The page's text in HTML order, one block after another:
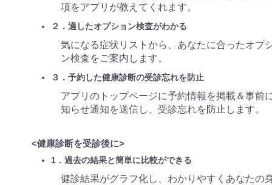
項をアプリが教えてくれます。
２．適したオプション検査がわかる
気になる症状リストから、あなたに合ったオプ
ン検査をご案内します。
３．予約した健康診断の受診忘れを防止
アプリのトップページに予約情報を掲載＆事前
知らせ通知を送信し、受診忘れを防止します。
<健康診断を受診後に>
1．過去の結果と簡単に比較ができる
健診結果がグラフ化し、わかりやすくあなたの